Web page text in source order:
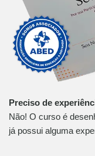
Preciso de
Não! O curso é
já possui alguma